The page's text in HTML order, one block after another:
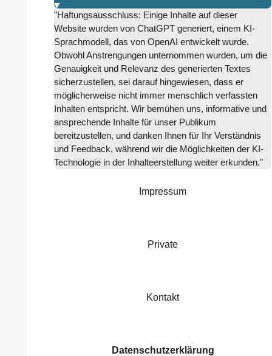
"Haftungsausschluss: Einige Inhalte auf dieser
Website wurden von ChatGPT generiert, einem KI-
Sprachmodell, das von OpenAI entwickelt wurde.
Obwohl Anstrengungen unternommen wurden, um die
Genauigkeit und Relevanz des generierten Textes
sicherzustellen, sei darauf hingewiesen, dass er
möglicherweise nicht immer menschlich verfassten
Inhalten entspricht. Wir bemühen uns, informative und
ansprechende Inhalte für unser Publikum
bereitzustellen, und danken Ihnen für Ihr Verständnis
und Feedback, während wir die Möglichkeiten der KI-
Technologie in der Inhalteerstellung weiter erkunden."
Impressum
Private
Kontakt
Datenschutzerklärung